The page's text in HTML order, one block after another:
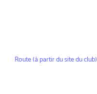
Route (à partir du site du club)